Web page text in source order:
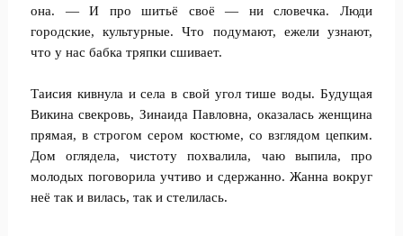
она. — И про шитьё своё — ни словечка. Люди
городские, культурные. Что подумают, ежели узнают,
что у нас бабка тряпки сшивает.
Таисия кивнула и села в свой угол тише воды. Будущая
Викина свекровь, Зинаида Павловна, оказалась женщина
прямая, в строгом сером костюме, со взглядом цепким.
Дом оглядела, чистоту похвалила, чаю выпила, про
молодых поговорила учтиво и сдержанно. Жанна вокруг
неё так и вилась, так и стелилась.